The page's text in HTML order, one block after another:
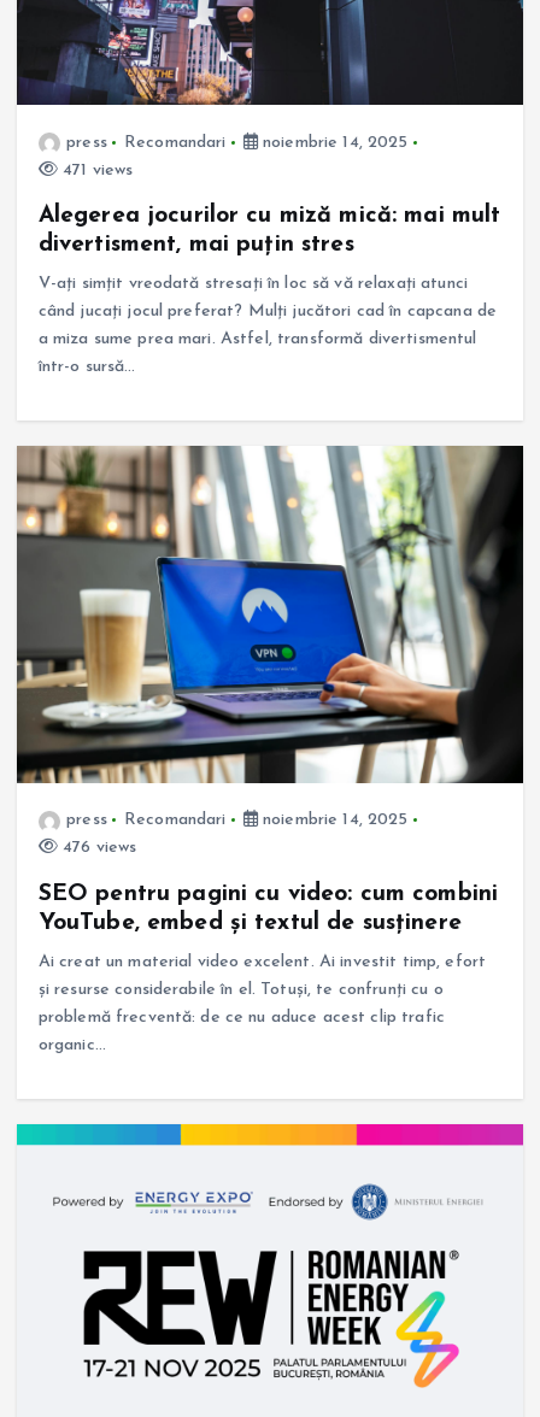
press Recomandari
noiembrie 14, 2025
471 views
Alegerea jocurilor cu miză mică: mai mult
divertisment, mai puțin stres
V-ați simțit vreodată stresați în loc să vă relaxați atunci
când jucați jocul preferat? Mulți jucători cad în capcana de
a miza sume prea mari. Astfel, transformă divertismentul
într-o sursă…
press Recomandari
noiembrie 14, 2025
476 views
SEO pentru pagini cu video: cum combini
YouTube, embed și textul de susținere
Ai creat un material video excelent. Ai investit timp, efort
și resurse considerabile în el. Totuși, te confrunți cu o
problemă frecventă: de ce nu aduce acest clip trafic
organic…